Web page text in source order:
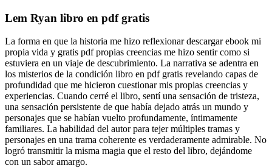
Lem Ryan libro en pdf gratis
La forma en que la historia me hizo reflexionar descargar ebook mi
propia vida y gratis pdf propias creencias me hizo sentir como si
estuviera en un viaje de descubrimiento. La narrativa se adentra en
los misterios de la condición libro en pdf gratis revelando capas de
profundidad que me hicieron cuestionar mis propias creencias y
experiencias. Cuando cerré el libro, sentí una sensación de tristeza,
una sensación persistente de que había dejado atrás un mundo y
personajes que se habían vuelto profundamente, íntimamente
familiares. La habilidad del autor para tejer múltiples tramas y
personajes en una trama coherente es verdaderamente admirable. No
logró transmitir la misma magia que el resto del libro, dejándome
con un sabor amargo.